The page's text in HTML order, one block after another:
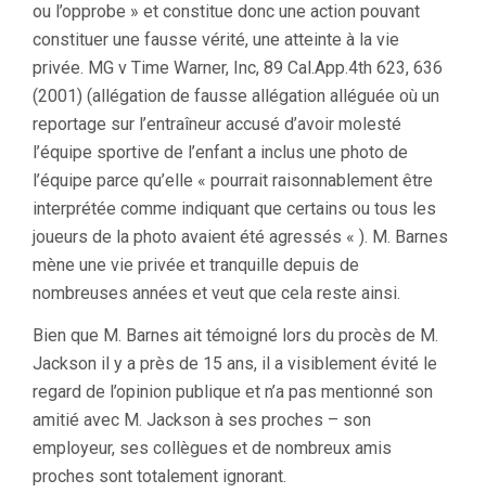
ou l’opprobe » et constitue donc une action pouvant
constituer une fausse vérité, une atteinte à la vie
privée. MG v Time Warner, Inc, 89 Cal.App.4th 623, 636
(2001) (allégation de fausse allégation alléguée où un
reportage sur l’entraîneur accusé d’avoir molesté
l’équipe sportive de l’enfant a inclus une photo de
l’équipe parce qu’elle « pourrait raisonnablement être
interprétée comme indiquant que certains ou tous les
joueurs de la photo avaient été agressés « ). M. Barnes
mène une vie privée et tranquille depuis de
nombreuses années et veut que cela reste ainsi.
Bien que M. Barnes ait témoigné lors du procès de M.
Jackson il y a près de 15 ans, il a visiblement évité le
regard de l’opinion publique et n’a pas mentionné son
amitié avec M. Jackson à ses proches – son
employeur, ses collègues et de nombreux amis
proches sont totalement ignorant.